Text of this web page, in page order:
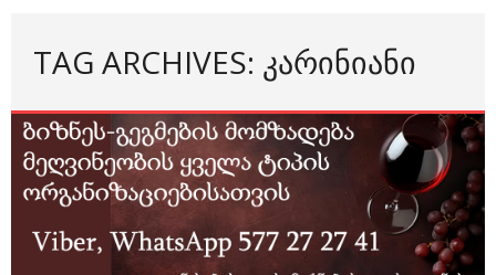
TAG ARCHIVES: ᲙᲐᲠᲘᲜᲘᲐᲜᲘ